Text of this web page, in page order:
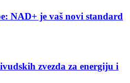
NAD+ je vaš novi standard
zvezda za energiju i